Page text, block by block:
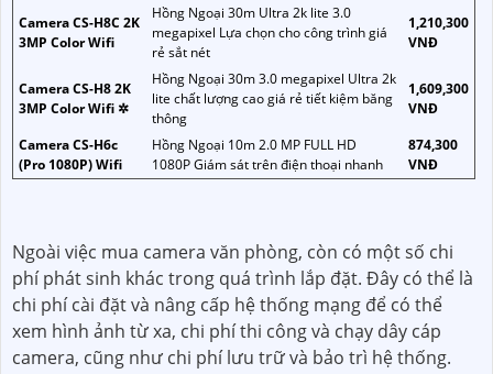
Camera CS-H8C 2K
3MP Color Wifi
Hồng Ngoại 30m Ultra 2k lite 3.0
megapixel Lựa chọn cho công trình giá
rẻ sắt nét
1,210,300
VNĐ
Camera CS-H8 2K
3MP Color Wifi ✲
Hồng Ngoại 30m 3.0 megapixel Ultra 2k
lite chất lượng cao giá rẻ tiết kiệm băng
thông
1,609,300
VNĐ
Camera CS-H6c
(Pro 1080P) Wifi
Hồng Ngoại 10m 2.0 MP FULL HD
1080P Giám sát trên điện thoại nhanh
874,300
VNĐ
Ngoài việc mua camera văn phòng, còn có một số chi
phí phát sinh khác trong quá trình lắp đặt. Đây có thể là
chi phí cài đặt và nâng cấp hệ thống mạng để có thể
xem hình ảnh từ xa, chi phí thi công và chạy dây cáp
camera, cũng như chi phí lưu trữ và bảo trì hệ thống.